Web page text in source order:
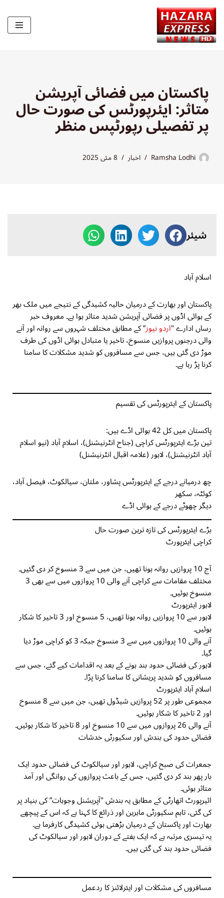
Skip
to
پاکستان میں فضائی آپریشن
متاثر: ایئرپورٹس کی صورت حال
پر تفصیلی رپورٹپس منظر
Ramsha Lodhi اخبار 8 مئی 2025
شیئر
اسلام آباد
پاکستان اور بھارت کے درمیان حالیہ کشیدگی کے نتیجے میں ملک بھر
کے ہوائی اڈوں پر فضائی آپریشن شدید متاثر ہوا ہے۔ معروف خبر
رساں ادارے "اردو نیوز” کے مطابق مختلف شہروں سے روانہ اور آنے
والی درجنوں پروازیں منسوخ، تاخیر یا متبادل ہوائی اڈوں کی طرف
موڑ دی گئی ہیں، جس سے مسافروں کو شدید مشکلات کا سامنا
کرنا پڑ رہا ہے۔
پاکستان کے ایئرپورٹس کی تقسیم
پاکستان میں کل 42 ہوائی اڈے ہیں:
تین بڑے ایئرپورٹس کراچی (جناح انٹرنیشنل)، اسلام آباد (نیو اسلام
آباد انٹرنیشنل)، لاہور (علامہ اقبال انٹرنیشنل)
چھ درمیانے درجے کے ایئرپورٹس پشاور، ملتان، سیالکوٹ، فیصل آباد،
کوئٹہ، سکھر
دیگر چھوٹے درجے کے ہوائی اڈے
بڑے ایئرپورٹس کی تازہ ترین صورت حال
کراچی ایئرپورٹ
آج 10 پروازیں روانہ ہونا تھیں، جن میں سے 3 منسوخ کر دی گئیں۔
مختلف مقامات سے کراچی آنے والی 10 پروازوں میں سے بھی 3
منسوخ ہوئیں۔
لاہور ایئرپورٹ
لاہور سے 10 پروازیں روانہ ہونا تھیں، 5 منسوخ اور 3 تاخیر کا شکار
ہوئیں۔
آنے والی 10 پروازوں میں سے 3 منسوخ جبکہ 3 کو کراچی موڑ دیا
گیا۔
لاہور کی فضائی حدود بند ہونے کے بعد یہ اقدامات کیے گئے، جس سے
مسافروں کو شدید پریشانی کا سامنا کرنا پڑا۔
اسلام آباد ایئرپورٹ
مجموعی طور پر 52 پروازیں شیڈول تھیں، جن میں سے 8 منسوخ
اور 2 تاخیر کا شکار ہوئیں۔
آنے والی 26 پروازوں میں سے 10 منسوخ اور 8 تاخیر کا شکار ہوئیں۔
فضائی حدود کی بندش اور سکیورٹی خدشات
جمعرات کی صبح کراچی، لاہور اور سیالکوٹ کی فضائی حدود ایک
بار پھر بند کر دی گئیں، جس کے باعث پروازوں کی روانگی اور آمد
متاثر ہوئی۔
ائیرپورٹ اتھارٹی کے مطابق یہ بندش "آپریشنل وجوہات” کی بنیاد پر
کی گئی، تاہم سکیورٹی ماہرین اور ذرائع کا کہنا ہے کہ اس کے پیچھے
بھارت اور پاکستان کے درمیان بڑھتی ہوئی کشیدگی کارفرما ہے۔
یہ تیسری مرتبہ ہے کہ ایک ہفتے کے دوران لاہور اور سیالکوٹ کی
فضائی حدود بند کی گئی ہیں۔
مسافروں کی مشکلات اور ایئرلائنز کا ردعمل